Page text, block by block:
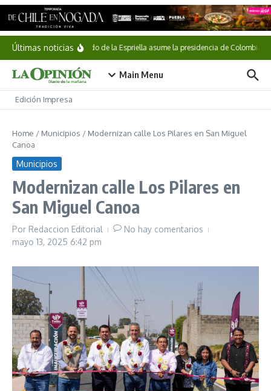
Saltar al contenido
Últimas noticiasAbelardo de la Espriella asume la presidencia de Colombia
Main Menu
Edición Impresa
Home / Municipios / Modernizan calle Los Pilares en San Miguel
Canoa
Municipios
Modernizan calle Los Pilares en
San Miguel Canoa
Por Redaccion Editorial
No hay comentarios
mayo 13, 2025 6:42 pm